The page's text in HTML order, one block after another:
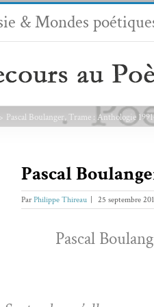
& Mondes
Pascal Boulanger, Trame : Anthologie
Pascal
ParPhilippe Thireau 25 septembre
Pas­cal